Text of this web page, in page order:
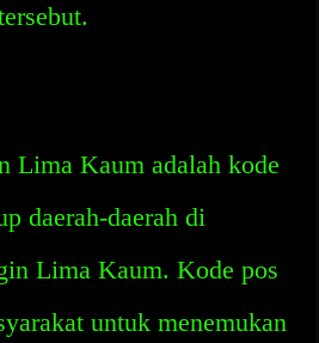
Lima Kaum adalah kode
daerah-daerah di
Lima Kaum. Kode pos
untuk menemukan